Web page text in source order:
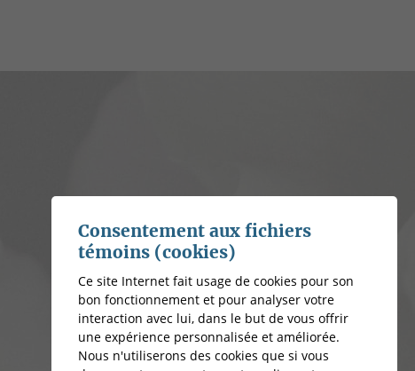
Consentement aux fichiers
témoins (cookies)
Ce site Internet fait usage de cookies pour son
bon fonctionnement et pour analyser votre
interaction avec lui, dans le but de vous offrir
une expérience personnalisée et améliorée.
Nous n'utiliserons des cookies que si vous